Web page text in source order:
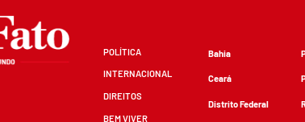
POLÍTICA
INTERNACIONAL
DIREITOS
BEM VIVER
Bahia
Ceará
Distrito Federal